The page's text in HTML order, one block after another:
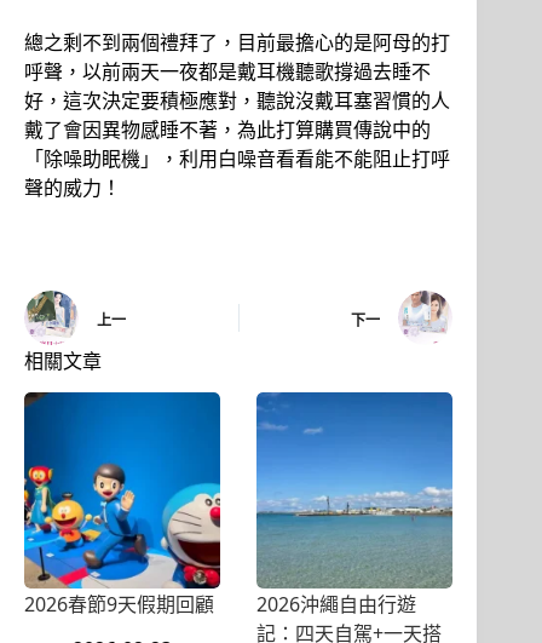
總之剩不到兩個禮拜了，目前最擔心的是阿母的打
呼聲，以前兩天一夜都是戴耳機聽歌撐過去睡不
好，這次決定要積極應對，聽說沒戴耳塞習慣的人
戴了會因異物感睡不著，為此打算購買傳說中的
「除噪助眠機」，利用白噪音看看能不能阻止打呼
聲的威力！
上一 下一
相關文章
2026春節9天假期回顧
2026沖繩自由行遊
記：四天自駕+一天搭